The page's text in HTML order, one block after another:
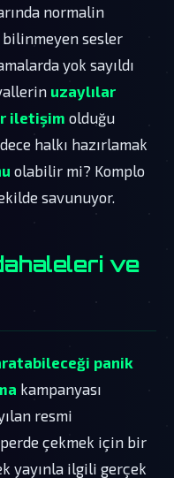
normalin
bilinmeyen sesler
yok sayıldı
uzaylılar
iletişim olduğu
halkı hazırlamak
olabilir mi? Komplo
savunuyor.
ve
panik
kampanyası
resmi
çekmek için bir
yayınla ilgili gerçek